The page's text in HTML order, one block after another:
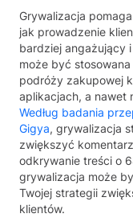
Grywalizacja
jak prowadzenie
bardziej angażujący
może być
podróży zakupowej
aplikacjach, a nawet
Według badania
Gigya, grywalizacja
zwiększyć
odkrywanie treści o
grywalizacja może
Twojej strategii
klientów.